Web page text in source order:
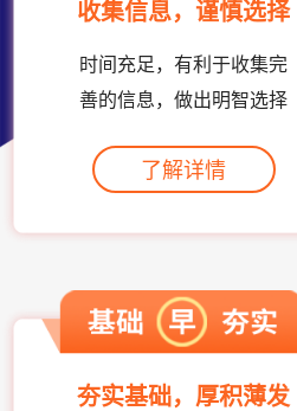
收集信息，谨慎选择
时间充足，有利于收集完
善的信息，做出明智选择
了解详情
夯实基础，厚积薄发